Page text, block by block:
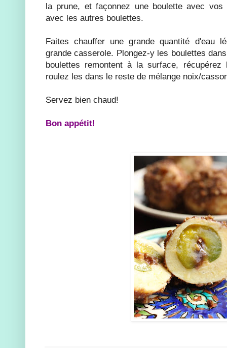
la prune, et façonnez une boulette avec vos
avec les autres boulettes.
Faites chauffer une grande quantité d'eau
grande casserole. Plongez-y les boulettes
boulettes remontent à la surface,
roulez les dans le reste de mélange noix/
Servez bien chaud!
Bon appétit!